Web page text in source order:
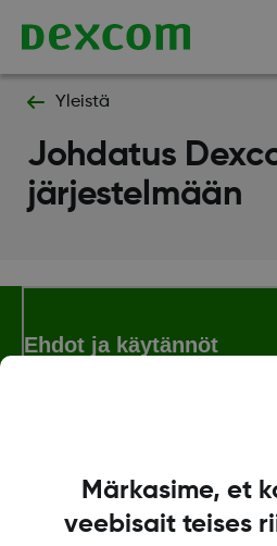
Yleistä
Johdatus
järjestelmään
Ehdot ja käytännöt
Märkasime, et
veebisait teises